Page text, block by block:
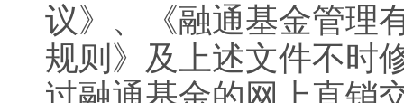
议》、《融通基金管理
规则》及上述文件不时